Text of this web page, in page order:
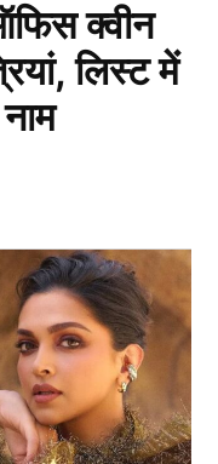
वूमेन के बीच
कौर
रेट से बल्लेबाजी
उनकी इस
क्वीन
लिस्ट में